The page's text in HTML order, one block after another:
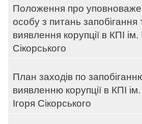
Положення про
особу з питань запобігання
виявлення корупції в КПІ ім.
Сікорського
План заходів по
виявленню корупції в КПІ ім.
Ігоря Сікорського